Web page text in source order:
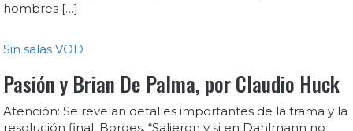
hombres […]
Sin salas VOD
Pasión y Brian De Palma, por Claudio Huck
Atención: Se revelan detalles importantes de la trama y la
resolución final. Borges. “Salieron y si en Dahlmann no